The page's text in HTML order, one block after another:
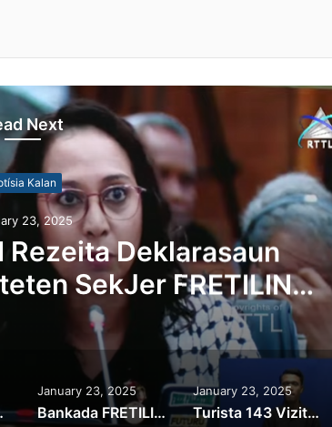
Next
Kalan
23, 2025
Rezeita Deklarasaun
SekJer FRETILIN
Lixeira Tibar
January 23, 2025
Bankada FRETILIN Rezeita Deklarasaun Bankada CNRT, Hateten SekJer FRETILIN Apoiu Eviksaun
January 23, 2025
Turista 143 Vizita Timor-Leste ho Ró Kruzeiru Le Laperouse Husi Fransa